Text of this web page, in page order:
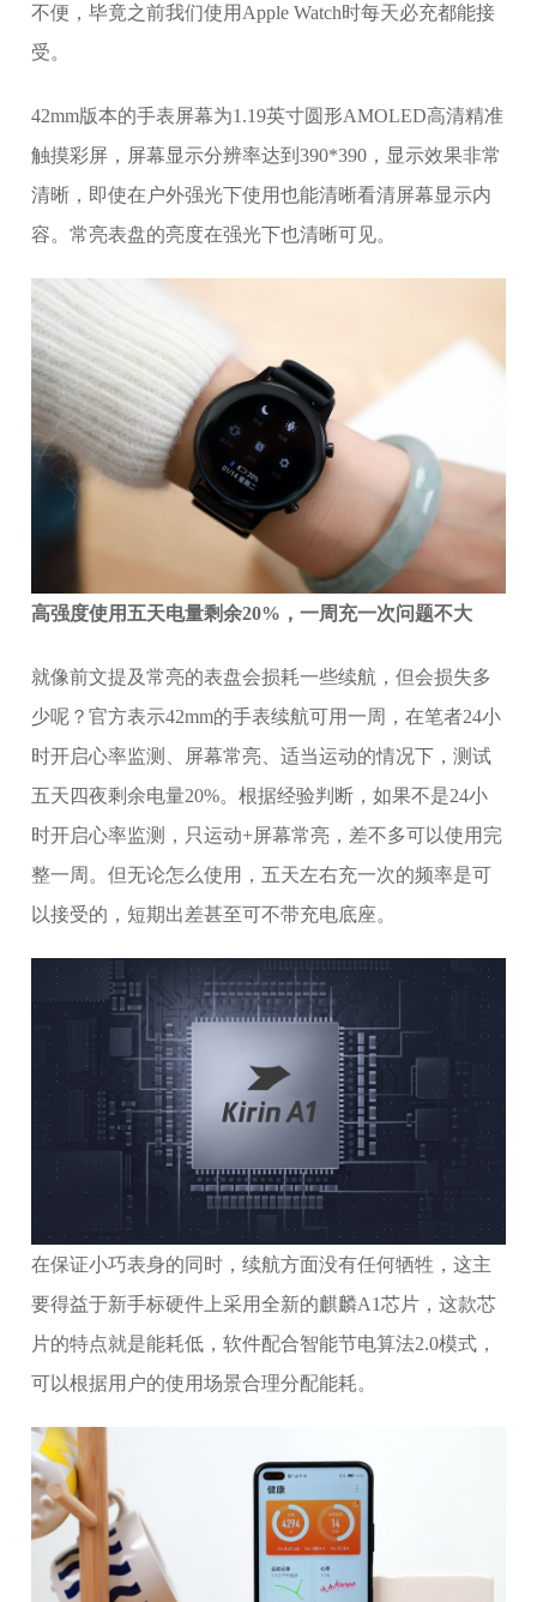
不便，毕竟之前我们使用Apple Watch时每天必充都能接
受。
42mm版本的手表屏幕为1.19英寸圆形AMOLED高清精准
触摸彩屏，屏幕显示分辨率达到390*390，显示效果非常
清晰，即使在户外强光下使用也能清晰看清屏幕显示内
容。常亮表盘的亮度在强光下也清晰可见。
高强度使用五天电量剩余20%，一周充一次问题不大
就像前文提及常亮的表盘会损耗一些续航，但会损失多
少呢？官方表示42mm的手表续航可用一周，在笔者24小
时开启心率监测、屏幕常亮、适当运动的情况下，测试
五天四夜剩余电量20%。根据经验判断，如果不是24小
时开启心率监测，只运动+屏幕常亮，差不多可以使用完
整一周。但无论怎么使用，五天左右充一次的频率是可
以接受的，短期出差甚至可不带充电底座。
在保证小巧表身的同时，续航方面没有任何牺牲，这主
要得益于新手标硬件上采用全新的麒麟A1芯片，这款芯
片的特点就是能耗低，软件配合智能节电算法2.0模式，
可以根据用户的使用场景合理分配能耗。